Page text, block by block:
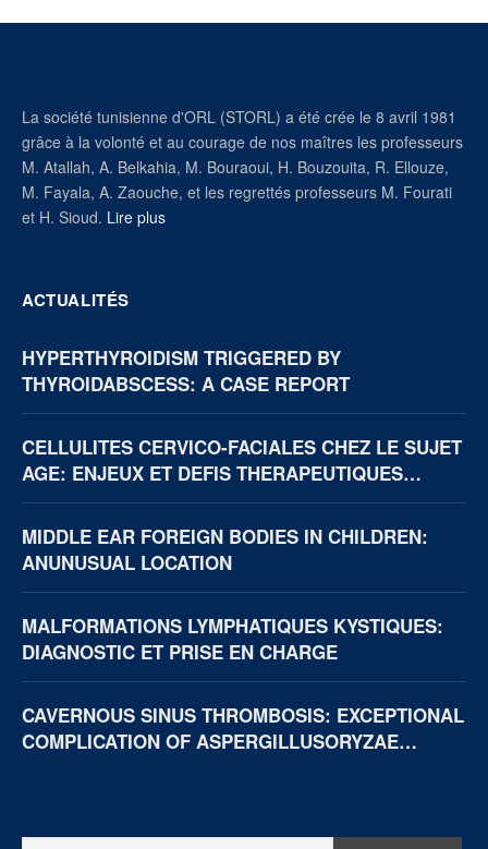
La société tunisienne d'ORL (STORL) a été crée le 8 avril 1981
grâce à la volonté et au courage de nos maîtres les professeurs
M. Atallah, A. Belkahia, M. Bouraoui, H. Bouzouita, R. Ellouze,
M. Fayala, A. Zaouche, et les regrettés professeurs M. Fourati
et H. Sioud. Lire plus
ACTUALITÉS
HYPERTHYROIDISM TRIGGERED BY
THYROIDABSCESS: A CASE REPORT
CELLULITES CERVICO-FACIALES CHEZ LE SUJET
AGE: ENJEUX ET DEFIS THERAPEUTIQUES
(BOUAKE, CÔTE D’IVOIRE)
MIDDLE EAR FOREIGN BODIES IN CHILDREN:
ANUNUSUAL LOCATION
MALFORMATIONS LYMPHATIQUES KYSTIQUES:
DIAGNOSTIC ET PRISE EN CHARGE
CAVERNOUS SINUS THROMBOSIS: EXCEPTIONAL
COMPLICATION OF ASPERGILLUSORYZAE